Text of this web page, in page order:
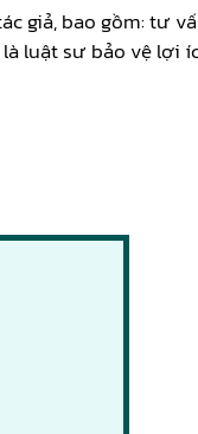
giả, bao gồm: tư
luật sư bảo vệ lợi